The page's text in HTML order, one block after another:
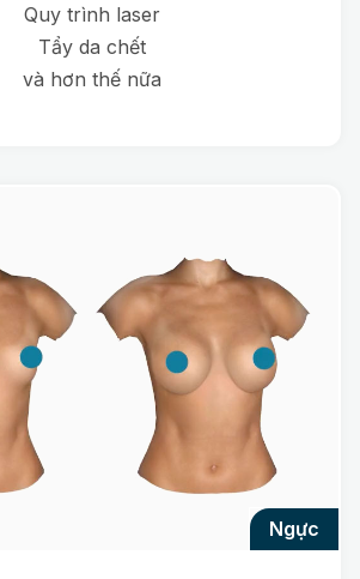
Quy trình laser
Tẩy da chết
và hơn thế nữa
ngực